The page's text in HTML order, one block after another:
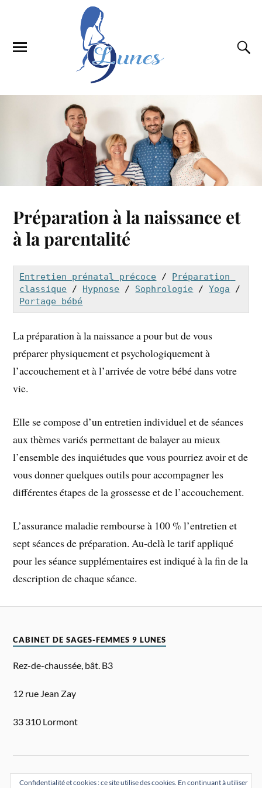
Préparation à la naissance et
à la parentalité
Entretien prénatal précoce / Préparation
classique / Hypnose / Sophrologie / Yoga
Portage bébé
La préparation à la naissance a pour but de vous
préparer physiquement et psychologiquement à
l’accouchement et à l’arrivée de votre bébé dans votre
vie.
Elle se compose d’un entretien individuel et de séances
aux thèmes variés permettant de balayer au mieux
l’ensemble des inquiétudes que vous pourriez avoir et de
vous donner quelques outils pour accompagner les
différentes étapes de la grossesse et de l’accouchement.
L’assurance maladie rembourse à 100 % l’entretien et
sept séances de préparation. Au-delà le tarif appliqué
pour les séance supplémentaires est indiqué à la fin de la
description de chaque séance.
CABINET DE SAGES-FEMMES 9 LUNES
Rez-de-chaussée, bât. B3
12 rue Jean Zay
33 310 Lormont
Confidentialité et cookies : ce site utilise des cookies. En continuant à utiliser